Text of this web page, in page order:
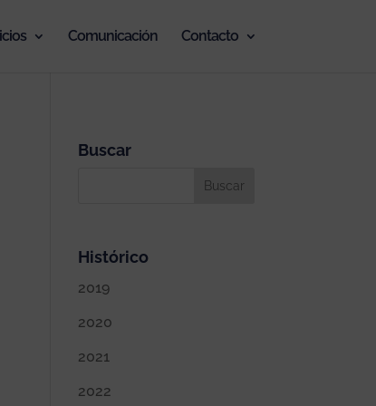
Comunicación Contacto
Buscar
Histórico
2019
2020
2021
2022